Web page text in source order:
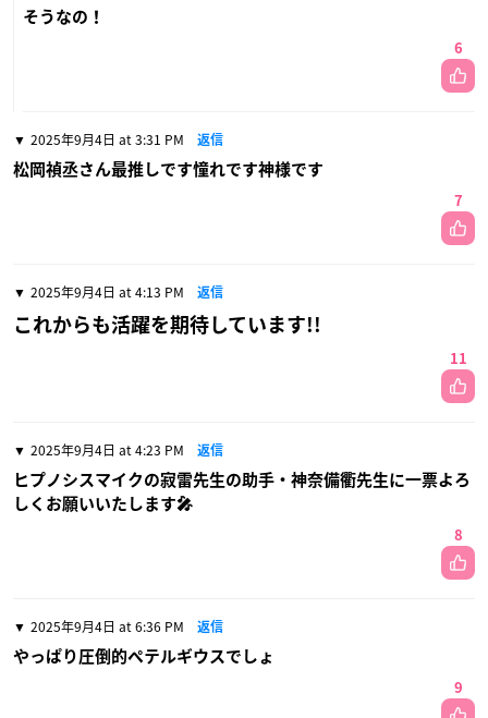
そうなの！
6
2025年9月4日 at 3:31 PM 返信
松岡禎丞さん最推しです憧れです神様です
7
2025年9月4日 at 4:13 PM 返信
これからも活躍を期待しています!!
11
2025年9月4日 at 4:23 PM 返信
ヒプノシスマイクの寂雷先生の助手・神奈備衢先生に一票よろ
しくお願いいたします🎤
8
2025年9月4日 at 6:36 PM 返信
やっぱり圧倒的ペテルギウスでしょ
9